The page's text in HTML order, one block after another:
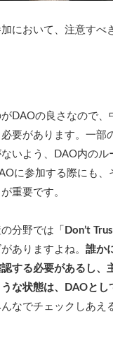
において、注意すべ
DAOの良さなので
要があります。一部
いよう、DAO内の
に参加する際にも
重要です。
分野では「 Don’t
ありますよね。 誰か
する必要があるし、
な状態は、DAOと
なでチェックしあえ